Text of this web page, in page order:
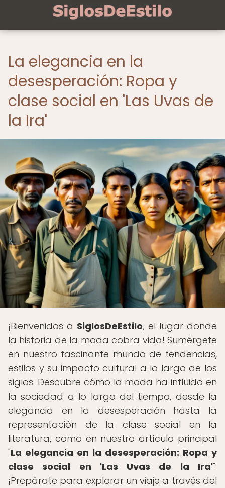
La elegancia en la
desesperación: Ropa y
clase social en 'Las Uvas de
la Ira'
¡Bienvenidos a SiglosDeEstilo, el lugar donde
la historia de la moda cobra vida! Sumérgete
en nuestro fascinante mundo de tendencias,
estilos y su impacto cultural a lo largo de los
siglos. Descubre cómo la moda ha influido en
la sociedad a lo largo del tiempo, desde la
elegancia en la desesperación hasta la
representación de la clase social en la
literatura, como en nuestro artículo principal
"La elegancia en la desesperación: Ropa y
clase social en 'Las Uvas de la Ira'".
¡Prepárate para explorar un viaje a través del